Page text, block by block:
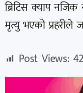
ब्रिटिस क्याप नजिक
मृत्यु भएको प्रहरीले
Post Views: